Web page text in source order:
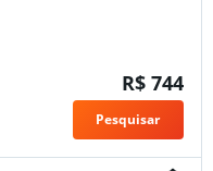
R$ 744
Pesquisar